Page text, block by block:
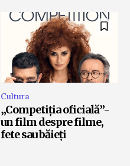
Cultura
„Competiția oficială”-
un film despre filme,
fete sau băieți